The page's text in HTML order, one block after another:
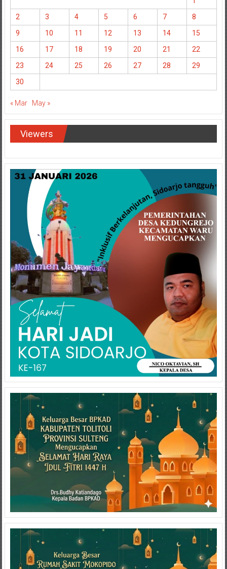
2
3 4 5 6 7
8
9
10 11 12 13 14
15
16
17 18 19 20 21
22
23
24 25 26 27 28
29
30
« Mar May »
Viewers